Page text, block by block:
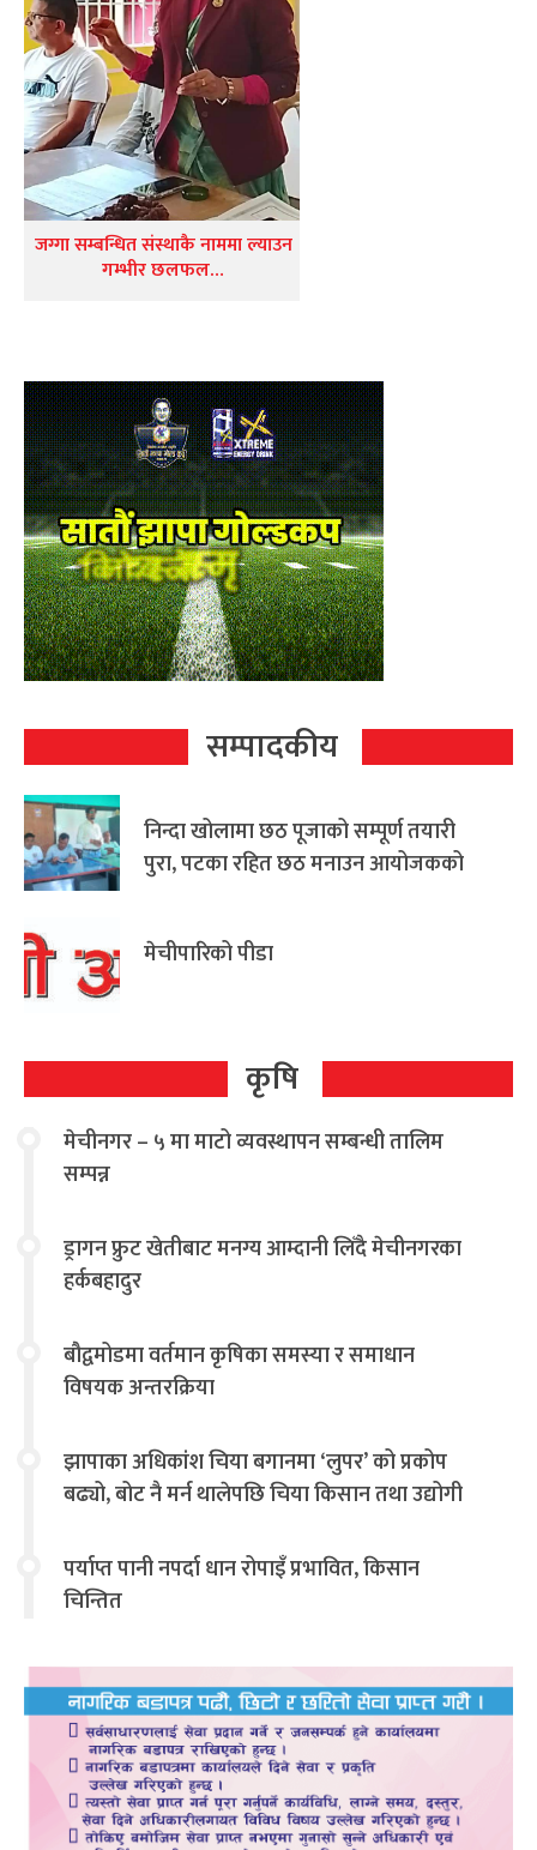
जग्गा सम्बन्धित संस्थाकै नाममा ल्याउन
गम्भीर छलफल…
सम्पादकीय
निन्दा खोलामा छठ पूजाको सम्पूर्ण तयारी
पुरा, पटका रहित छठ मनाउन आयोजकको
मेचीपारिको पीडा
कृषि
मेचीनगर – ५ मा माटो व्यवस्थापन सम्बन्धी तालिम
सम्पन्न
ड्रागन फ्रुट खेतीबाट मनग्य आम्दानी लिँदै मेचीनगरका
हर्कबहादुर
बौद्वमोडमा वर्तमान कृषिका समस्या र समाधान
विषयक अन्तरक्रिया
झापाका अधिकांश चिया बगानमा ‘लुपर’ को प्रकोप
बढ्यो, बोट नै मर्न थालेपछि चिया किसान तथा उद्योगी
पर्याप्त पानी नपर्दा धान रोपाइँ प्रभावित, किसान
चिन्तित